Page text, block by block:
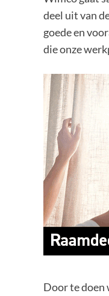
deel uit van
goede en
die onze
Door te doen